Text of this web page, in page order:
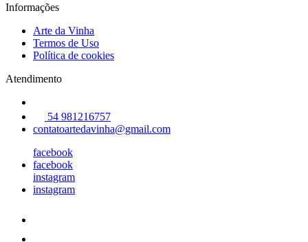
Informações
Arte da Vinha
Termos de Uso
Política de cookies
Atendimento
54 981216757
contatoartedavinha@gmail.com
facebook
facebook
instagram
instagram